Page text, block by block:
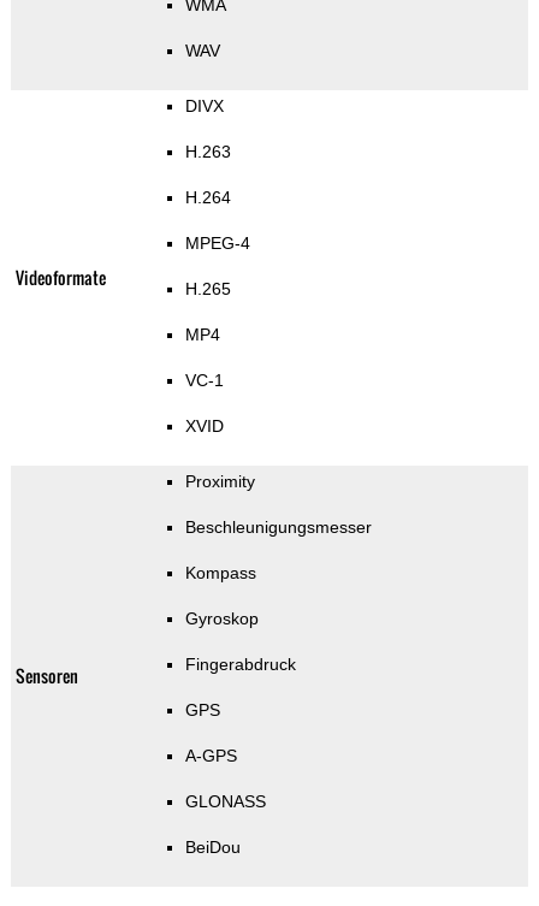
WMA
WAV
Videoformate
DIVX
H.263
H.264
MPEG-4
H.265
MP4
VC-1
XVID
Sensoren
Proximity
Beschleunigungsmesser
Kompass
Gyroskop
Fingerabdruck
GPS
A-GPS
GLONASS
BeiDou